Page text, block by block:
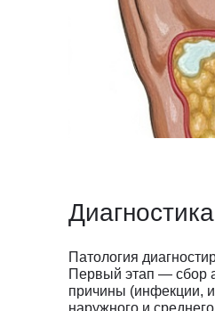
Диагностика
Патология
Первый этап — сбор
причины (инфекции,
наружного и среднего